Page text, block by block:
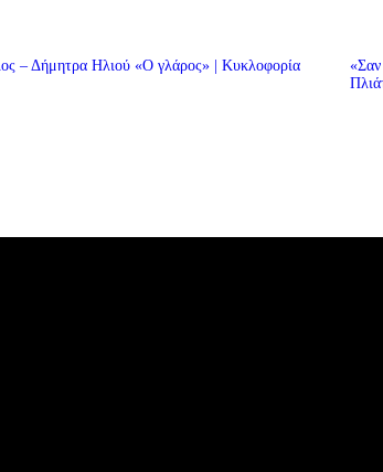
– Δήμητρα Ηλιού «Ο γλάρος» | Κυκλοφορία